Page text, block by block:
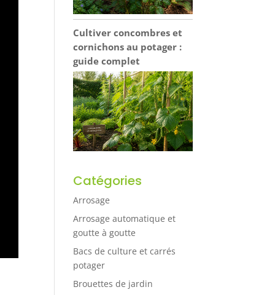
Cultiver concombres et
cornichons au potager :
guide complet
Catégories
Arrosage
Arrosage automatique et
goutte à goutte
Bacs de culture et carrés
potager
Brouettes de jardin